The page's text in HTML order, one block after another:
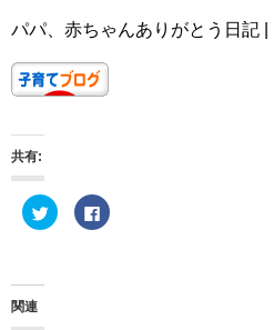
パパ、赤ちゃんありがとう日記
共有:
ク
リ
F
a
関連